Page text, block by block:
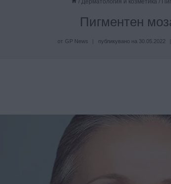
/ Дерматология и козметика /
Пигментен
от GP News публикувано на 30.05.2022